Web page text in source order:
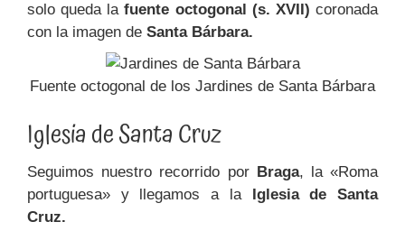
solo queda lafuente octogonal (s. XVII) coronada
con la imagen de Santa Bárbara.
Fuente octogonal de los Jardines de Santa Bárbara
Iglesia de Santa Cruz
Seguimos nuestro recorrido por Braga, la «Roma
portuguesa» y llegamos a la Iglesia de Santa
Cruz.